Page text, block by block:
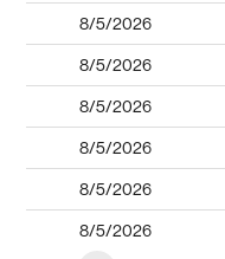
8/5/2026
8/5/2026
8/5/2026
8/5/2026
8/5/2026
8/5/2026